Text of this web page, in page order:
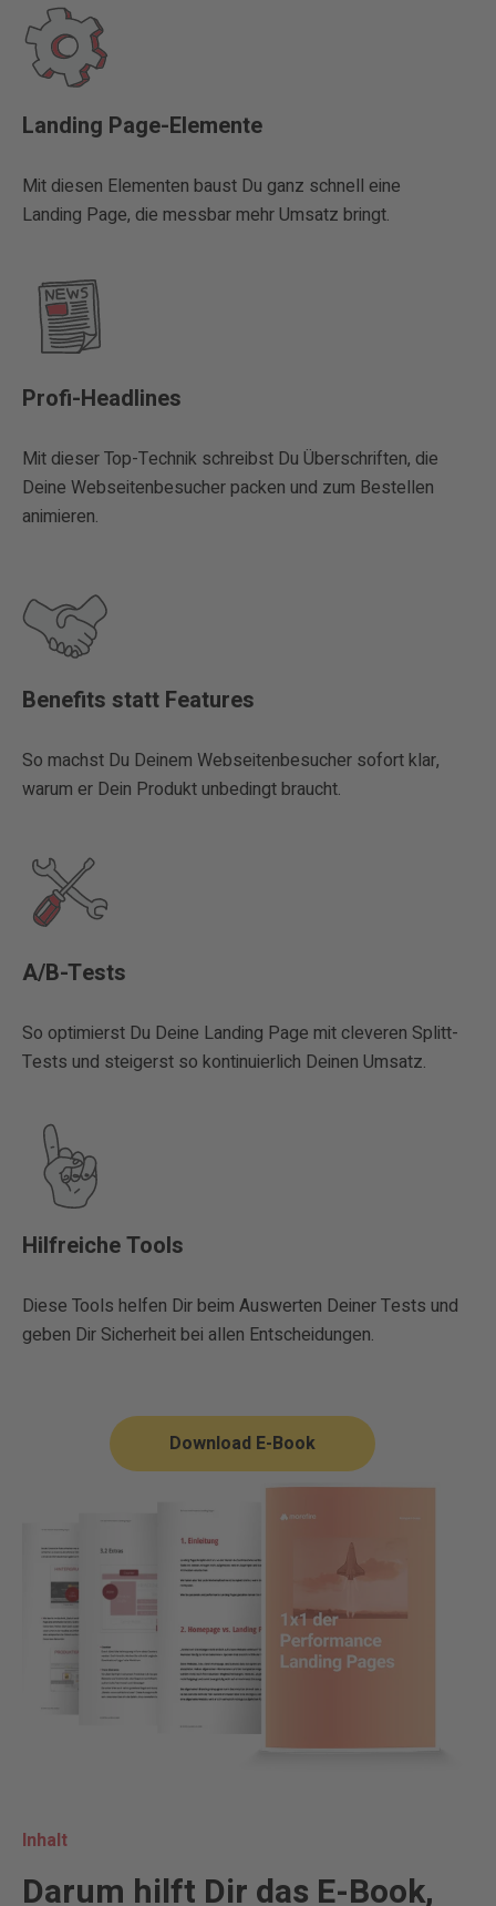
Landing Page-Elemente
Mit diesen Elementen baust Du ganz schnell eine
Landing Page, die messbar mehr Umsatz bringt.
Profi-Headlines
Mit dieser Top-Technik schreibst Du Überschriften, die
Deine Webseitenbesucher packen und zum Bestellen
animieren.
Benefits statt Features
So machst Du Deinem Webseitenbesucher sofort klar,
warum er Dein Produkt unbedingt braucht.
A/B-Tests
So optimierst Du Deine Landing Page mit cleveren Splitt-
Tests und steigerst so kontinuierlich Deinen Umsatz.
Hilfreiche Tools
Diese Tools helfen Dir beim Auswerten Deiner Tests und
geben Dir Sicherheit bei allen Entscheidungen.
Download E-Book
Inhalt
Darum hilft Dir das E-Book,